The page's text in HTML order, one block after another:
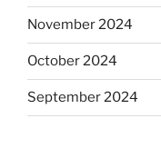
November 2024
October 2024
September 2024